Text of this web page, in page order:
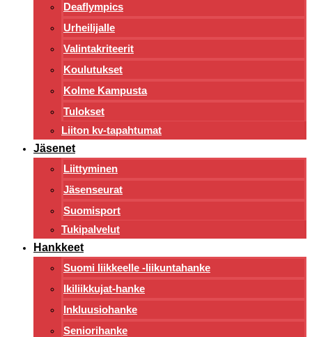
Deaflympics
Urheilijalle
Valintakriteerit
Koulutukset
Kolme Kampusta
Tulokset
Liiton kv-tapahtumat
Jäsenet
Liittyminen
Jäsenseurat
Suomisport
Tukipalvelut
Hankkeet
Suomi liikkeelle -liikuntahanke
Ikiliikkujat-hanke
Inkluusiohanke
Seniorihanke